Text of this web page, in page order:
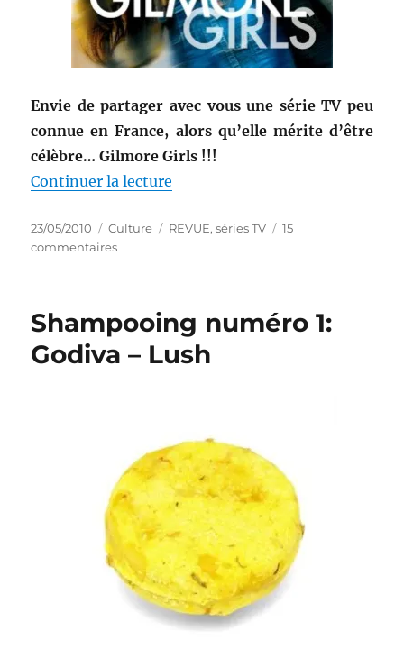
Envie de partager avec vous une série TV peu
connue en France, alors qu’elle mérite d’être
célèbre… Gilmore Girls !!!
Continuer la lecture
Publié
le
23/05/2010 Catégories
Culture Étiquettes
REVUE,séries TV
15
commentairessur
1:
Girls
Shampooing numéro 1:
Godiva – Lush